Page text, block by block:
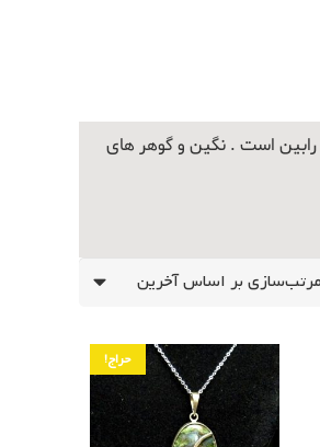
رابین است . نگین و گوهر های
حراج!